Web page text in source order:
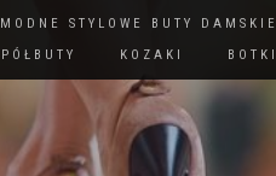
MODNE STYLOWE BUTY DAMSKIE
PÓŁBUTY KOZAKI BOTKI